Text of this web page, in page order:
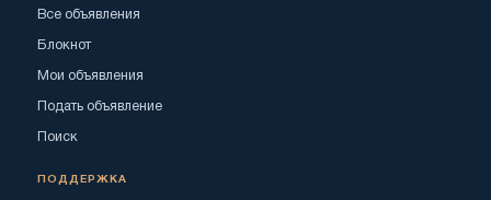
Все объявления
Блокнот
Мои объявления
Подать объявление
Поиск
ПОДДЕРЖКА